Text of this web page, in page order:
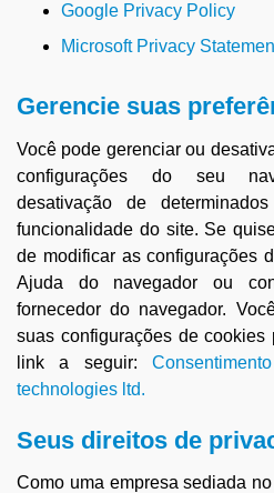
Google Privacy Policy
Microsoft Privacy
Gerencie suas
Você pode gerenciar ou
configurações do seu
desativação de
funcionalidade do site. Se
de modificar as configurações
Ajuda do navegador ou
fornecedor do navegador.
suas configurações de
link a seguir:
technologies ltd.
Seus direitos de
Como uma empresa sediada